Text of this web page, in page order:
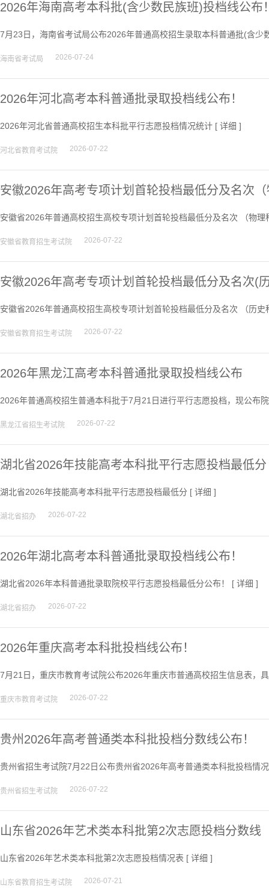
2026年海南高考本科批(含少数民族班)投档线公布
7月23日，海南省考试局公布2026年普通高校招生录取本科普通批(含
海南省考试局 2026-07-24
2026年河北高考本科普通批录取投档线公布！
2026年河北省普通高校招生本科批平行志愿投档情况统计 [ 详细 ]
河北省教育考试院 2026-07-22
安徽2026年高考专项计划首轮投档最低分及名次
安徽省2026年普通高校招生高校专项计划首轮投档最低分及名次 （物
安徽省教育招生考试院 2026-07-22
安徽2026年高考专项计划首轮投档最低分及名次(
安徽省2026年普通高校招生高校专项计划首轮投档最低分及名次 （历
安徽省教育招生考试院 2026-07-22
2026年黑龙江高考本科普通批录取投档线公布
2026年普通高校招生普通本科批于7月21日进行平行志愿投档，现公布
黑龙江省招生考试院 2026-07-22
湖北省2026年技能高考本科批平行志愿投档最低分
湖北省2026年技能高考本科批平行志愿投档最低分 [ 详细 ]
湖北省招办 2026-07-22
2026年湖北高考本科普通批录取投档线公布！
湖北省2026年本科普通批录取院校平行志愿投档最低分公布！ [ 详细 ]
湖北省招办 2026-07-22
2026年重庆高考本科批投档线公布！
7月21日，重庆市教育考试院公布2026年重庆市普通高校招生信息表，
重庆市教育考试院 2026-07-22
贵州2026年高考普通类本科批投档分数线公布！
贵州省招生考试院7月22日公布贵州省2026年高考普通类本科批投档情
贵州省招生考试院 2026-07-22
山东省2026年艺术类本科批第2次志愿投档分数线
山东省2026年艺术类本科批第2次志愿投档情况表 [ 详细 ]
山东省教育招生考试院 2026-07-21